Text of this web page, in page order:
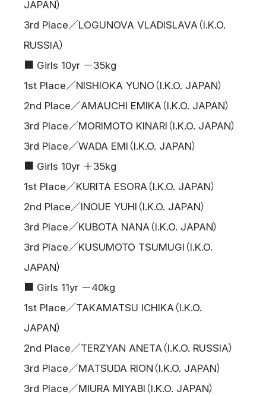
JAPAN）
3rd Place／LOGUNOVA VLADISLAVA（I.K.O.
RUSSIA）
■ Girls 10yr －35kg
1st Place／NISHIOKA YUNO（I.K.O. JAPAN）
2nd Place／AMAUCHI EMIKA（I.K.O. JAPAN）
3rd Place／MORIMOTO KINARI（I.K.O. JAPAN）
3rd Place／WADA EMI（I.K.O. JAPAN）
■ Girls 10yr ＋35kg
1st Place／KURITA ESORA（I.K.O. JAPAN）
2nd Place／INOUE YUHI（I.K.O. JAPAN）
3rd Place／KUBOTA NANA（I.K.O. JAPAN）
3rd Place／KUSUMOTO TSUMUGI（I.K.O.
JAPAN）
■ Girls 11yr －40kg
1st Place／TAKAMATSU ICHIKA（I.K.O.
JAPAN）
2nd Place／TERZYAN ANETA（I.K.O. RUSSIA）
3rd Place／MATSUDA RION（I.K.O. JAPAN）
3rd Place／MIURA MIYABI（I.K.O. JAPAN）